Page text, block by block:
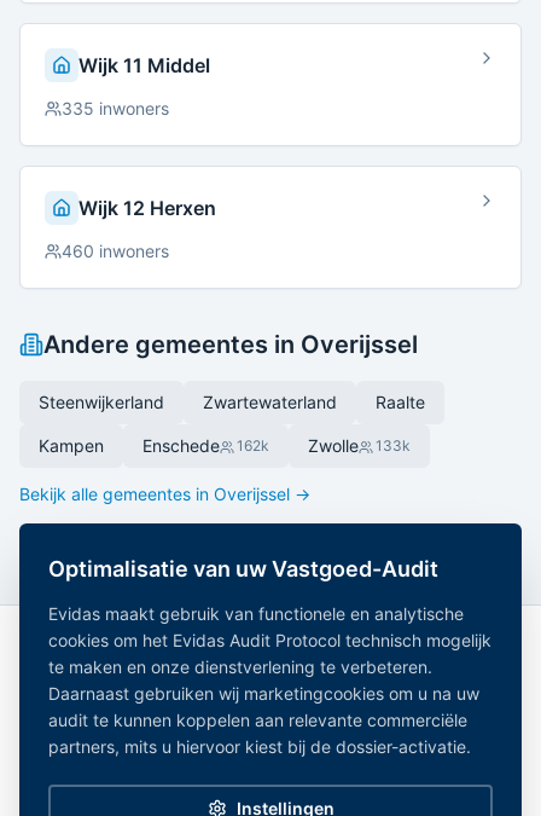
Wijk 11 Middel
335 inwoners
Wijk 12 Herxen
460 inwoners
Andere gemeentes in Overijssel
Steenwijkerland Zwartewaterland Raalte
Kampen Enschede 162k Zwolle 133k
Bekijk alle gemeentes in Overijssel →
Onafhankelijk Vastgoedregister — geaggregeerde
vastgoeddata uit 15+ overheidsregistraties.
Optimalisatie van uw Vastgoed-Audit
Evidas maakt gebruik van functionele en analytische
cookies om het Evidas Audit Protocol technisch mogelijk
te maken en onze dienstverlening te verbeteren.
Daarnaast gebruiken wij marketingcookies om u na uw
audit te kunnen koppelen aan relevante commerciële
partners, mits u hiervoor kiest bij de dossier-activatie.
Instellingen